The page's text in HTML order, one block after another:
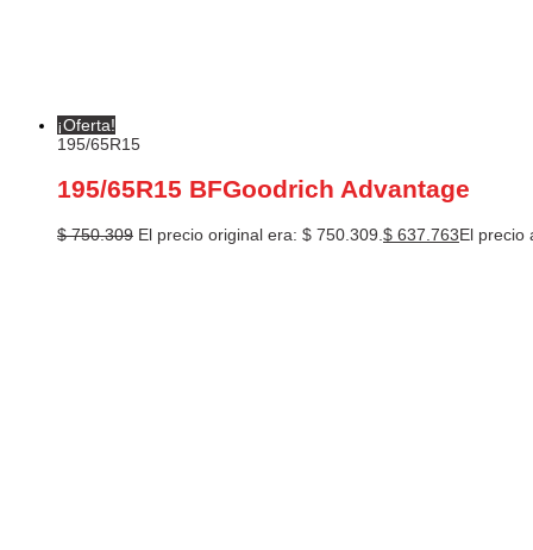
¡Oferta!
195/65R15
195/65R15 BFGoodrich Advantage
$750.309 El precio original era: $ 750.309. $ 637.763El precio